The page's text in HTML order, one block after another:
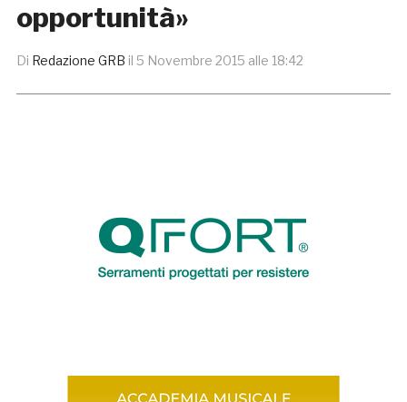
opportunità»
Di Redazione GRB il 5 Novembre 2015 alle 18:42